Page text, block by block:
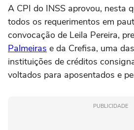
A CPI do INSS aprovou, nesta
todos os requerimentos em
convocação de Leila Pereira,
Palmeiras e da Crefisa, uma
instituições de créditos
voltados para aposentados e
PUBLICIDADE